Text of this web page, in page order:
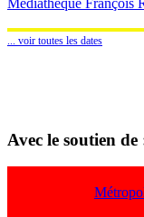
... voir toutes les dates
Avec le soutien de